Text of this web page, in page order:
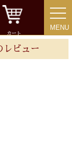
カート
MENU
MENU
レビュー